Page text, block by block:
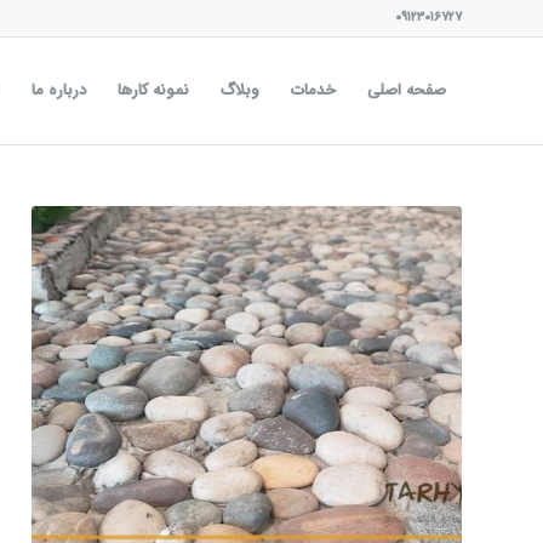
۰۹۱۲۳۰۱۶۷۲۷
صفحه اصلی خدمات وبلاگ نمونه کارها درباره ما